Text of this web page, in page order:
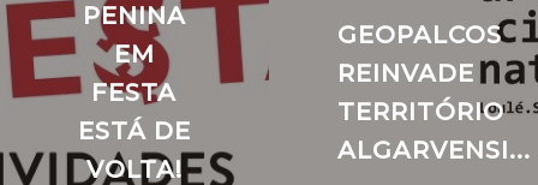
PENINA
EM
FESTA
ESTÁ DE
VOLTA!
GEOPALCOS
REINVADE
TERRITÓRIO
ALGARVENSI...